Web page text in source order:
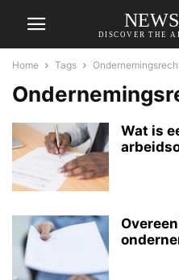
DISCOVER THE
Home Tags
Wat is